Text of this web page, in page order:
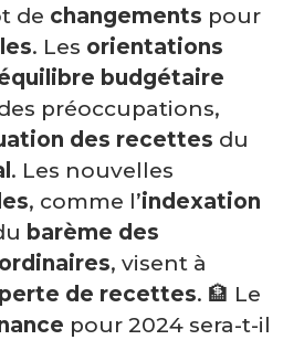
de changements pour
. Les orientations
budgétaire
préoccupations,
des recettes du
. Les nouvelles
, comme l’indexation
barème des
, visent à
perte de recettes. 🏦 Le
pour 2024 sera-t-il